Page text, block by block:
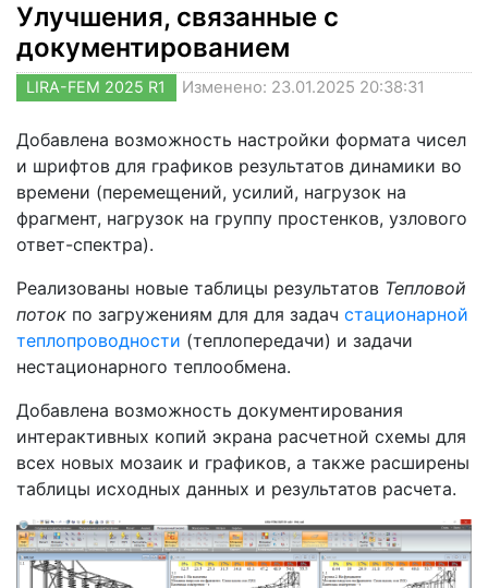
Улучшения, связанные с
документированием
LIRA-FEM 2025 R1 Изменено: 23.01.2025 20:38:31
Добавлена возможность настройки формата чисел
и шрифтов для графиков результатов динамики во
времени (перемещений, усилий, нагрузок на
фрагмент, нагрузок на группу простенков, узлового
ответ-спектра).
Реализованы новые таблицы результатов Тепловой
поток по загружениям для для задач стационарной
теплопроводности (теплопередачи) и задачи
нестационарного теплообмена.
Добавлена возможность документирования
интерактивных копий экрана расчетной схемы для
всех новых мозаик и графиков, а также расширены
таблицы исходных данных и результатов расчета.